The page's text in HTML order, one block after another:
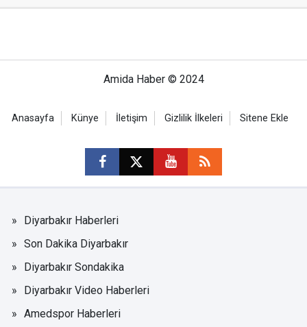
Amida Haber © 2024
Anasayfa Künye İletişim Gizlilik İlkeleri Sitene Ekle
Diyarbakır Haberleri
Son Dakika Diyarbakır
Diyarbakır Sondakika
Diyarbakır Video Haberleri
Amedspor Haberleri